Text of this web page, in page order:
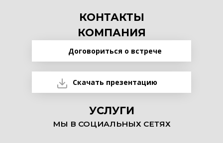
КОНТАКТЫ
КОМПАНИЯ
Договориться о встрече
Скачать презентацию
УСЛУГИ
МЫ В СОЦИАЛЬНЫХ СЕТЯХ